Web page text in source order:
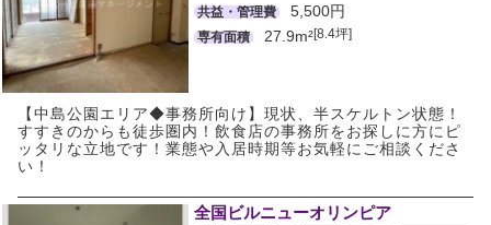
共益・管理費
5,500円
専有面積 27.9m²[8.4坪]
【中島公園エリア◆事務所向け】現状、半スケルトン状態！
すすきのからも徒歩圏内！飲食店の事務所をお探しに方にピ
ッタリな立地です！業態や入居時期等お気軽にご相談くださ
い！
全国ビルニューオリンピア